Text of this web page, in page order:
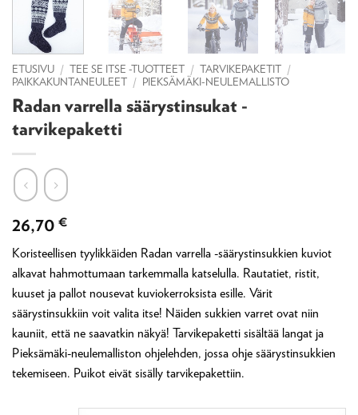
ETUSIVU / TEE SE ITSE -TUOTTEET / TARVIKEPAKETIT /
PAIKKAKUNTANEULEET / PIEKSÄMÄKI-NEULEMALLISTO
Radan varrella säärystinsukat -
tarvikepaketti
26,70 €
Koristeellisen tyylikkäiden Radan varrella -säärystinsukkien kuviot
alkavat hahmottumaan tarkemmalla katselulla. Rautatiet, ristit,
kuuset ja pallot nousevat kuviokerroksista esille. Värit
säärystinsukkiin voit valita itse! Näiden sukkien varret ovat niin
kauniit, että ne saavatkin näkyä! Tarvikepaketti sisältää langat ja
Pieksämäki-neulemalliston ohjelehden, jossa ohje säärystinsukkien
tekemiseen. Puikot eivät sisälly tarvikepakettiin.